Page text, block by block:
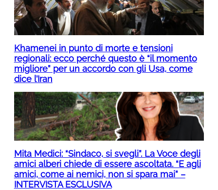
Khamenei in punto di morte e tensioni
regionali: ecco perché questo è “il momento
migliore” per un accordo con gli Usa, come
dice l’Iran
Mita Medici: “Sindaco, si svegli”. La Voce degli
amici alberi chiede di essere ascoltata. “E agli
amici, come ai nemici, non si spara mai” –
INTERVISTA ESCLUSIVA